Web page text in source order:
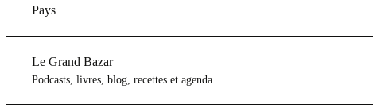
Pays
Le Grand Bazar
Podcasts, livres, blog, recettes et agenda